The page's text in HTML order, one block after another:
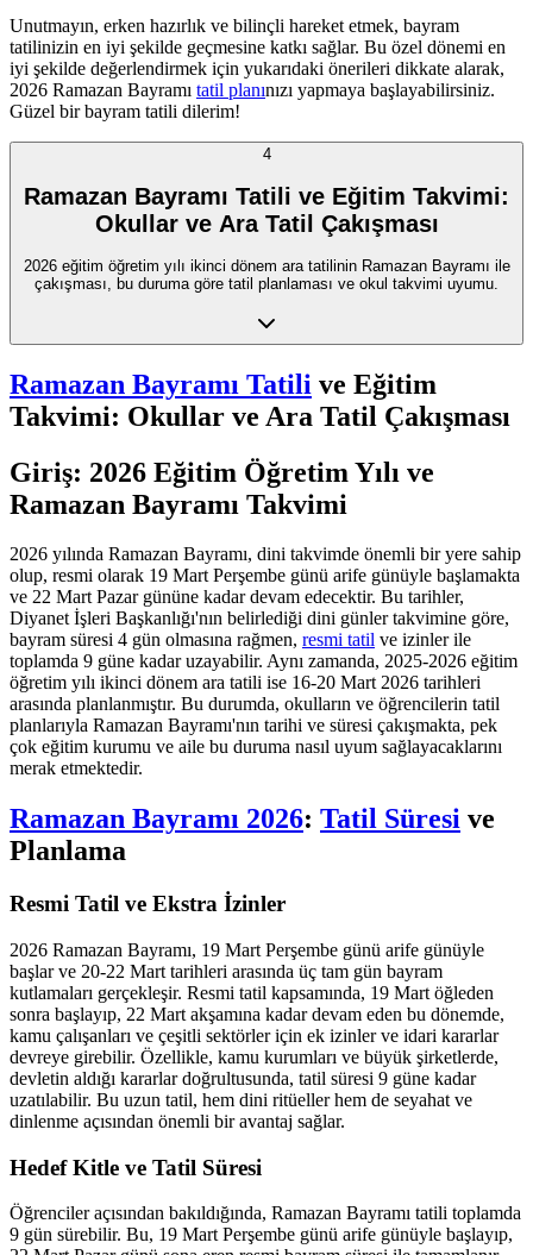
Unutmayın, erken hazırlık ve bilinçli hareket etmek, bayram
tatilinizin en iyi şekilde geçmesine katkı sağlar. Bu özel dönemi en
iyi şekilde değerlendirmek için yukarıdaki önerileri dikkate alarak,
2026 Ramazan Bayramı tatil planınızı yapmaya başlayabilirsiniz.
Güzel bir bayram tatili dilerim!
4
Ramazan Bayramı Tatili ve Eğitim Takvimi:
Okullar ve Ara Tatil Çakışması
2026 eğitim öğretim yılı ikinci dönem ara tatilinin Ramazan Bayramı ile
çakışması, bu duruma göre tatil planlaması ve okul takvimi uyumu.
Ramazan Bayramı Tatili ve Eğitim
Takvimi: Okullar ve Ara Tatil Çakışması
Giriş: 2026 Eğitim Öğretim Yılı ve
Ramazan Bayramı Takvimi
2026 yılında Ramazan Bayramı, dini takvimde önemli bir yere sahip
olup, resmi olarak 19 Mart Perşembe günü arife günüyle başlamakta
ve 22 Mart Pazar gününe kadar devam edecektir. Bu tarihler,
Diyanet İşleri Başkanlığı'nın belirlediği dini günler takvimine göre,
bayram süresi 4 gün olmasına rağmen, resmi tatil ve izinler ile
toplamda 9 güne kadar uzayabilir. Aynı zamanda, 2025-2026 eğitim
öğretim yılı ikinci dönem ara tatili ise 16-20 Mart 2026 tarihleri
arasında planlanmıştır. Bu durumda, okulların ve öğrencilerin tatil
planlarıyla Ramazan Bayramı'nın tarihi ve süresi çakışmakta, pek
çok eğitim kurumu ve aile bu duruma nasıl uyum sağlayacaklarını
merak etmektedir.
Ramazan Bayramı 2026: Tatil Süresi ve
Planlama
Resmi Tatil ve Ekstra İzinler
2026 Ramazan Bayramı, 19 Mart Perşembe günü arife günüyle
başlar ve 20-22 Mart tarihleri arasında üç tam gün bayram
kutlamaları gerçekleşir. Resmi tatil kapsamında, 19 Mart öğleden
sonra başlayıp, 22 Mart akşamına kadar devam eden bu dönemde,
kamu çalışanları ve çeşitli sektörler için ek izinler ve idari kararlar
devreye girebilir. Özellikle, kamu kurumları ve büyük şirketlerde,
devletin aldığı kararlar doğrultusunda, tatil süresi 9 güne kadar
uzatılabilir. Bu uzun tatil, hem dini ritüeller hem de seyahat ve
dinlenme açısından önemli bir avantaj sağlar.
Hedef Kitle ve Tatil Süresi
Öğrenciler açısından bakıldığında, Ramazan Bayramı tatili toplamda
9 gün sürebilir. Bu, 19 Mart Perşembe günü arife günüyle başlayıp,